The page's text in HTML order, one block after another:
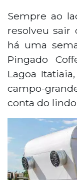
Sempre ao
resolveu sair
há uma
Pingado
Lagoa
campo-
conta do